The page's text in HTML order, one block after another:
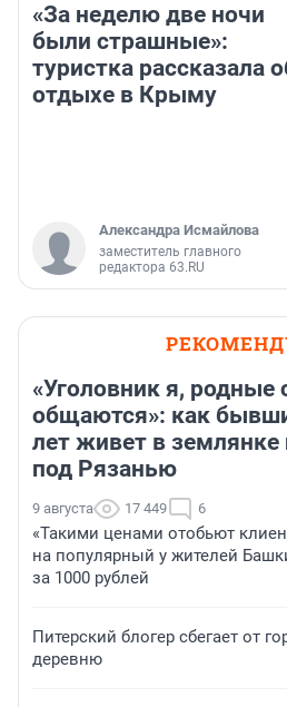
«За неделю две ночи
были страшные»:
туристка рассказала
отдыхе в Крыму
Александра Исмайлова
заместитель главного
редактора 63.RU
«Уголовник я, родные
общаются»: как
лет живет в землянке
под Рязанью
9 августа 17 449 6
«Такими ценами отобьют
на популярный у жителей
за 1000 рублей
Питерский блогер сбегает от
деревню